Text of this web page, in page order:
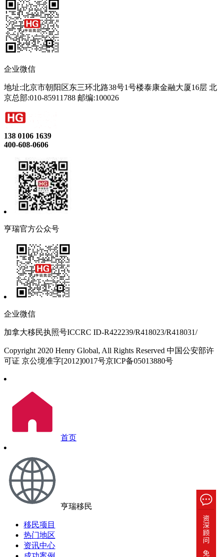
企业微信
地址:北京市朝阳区东三环北路38号1号楼泰康金融大厦16层 北
京总部:010-85911788 邮编:100026
138 0106 1639
400-608-0606
亨瑞官方公众号
企业微信
加拿大移民执照号ICCRC ID-R422239/R418023/R418031/
Copyright 2020 Henry Global, All Rights Reserved 中国公安部许
可证 京公境准字[2012]0017号京ICP备05013880号
首页
亨瑞移民
移民项目
热门地区
资讯中心